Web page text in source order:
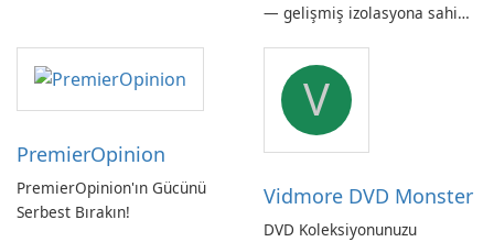
— gelişmiş izolasyona sahip
sistem yedekleme
PremierOpinion
PremierOpinion'ın Gücünü
Serbest Bırakın!
V
Vidmore DVD Monster
DVD Koleksiyonunuzu